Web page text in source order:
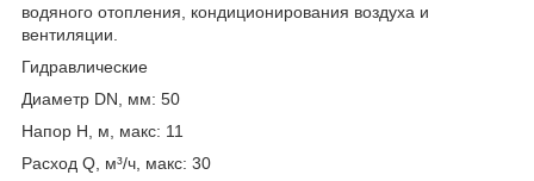
водяного отопления, кондиционирования воздуха и
вентиляции.
Гидравлические
Диаметр DN, мм: 50
Напор H, м, макс: 11
Расход Q, м³/ч, макс: 30